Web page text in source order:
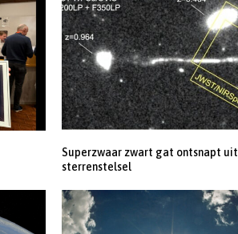
Superzwaar zwart gat ontsnapt uit
sterrenstelsel